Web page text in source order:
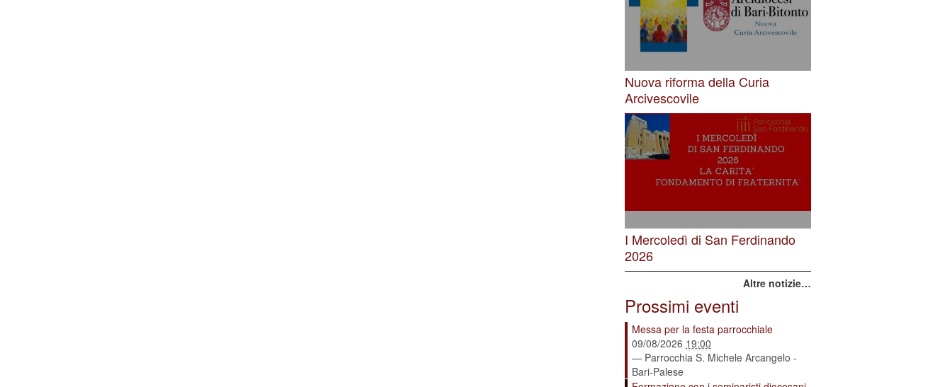
Nuova riforma della Curia
Arcivescovile
I Mercoledì di San Ferdinando
2026
Altre notizie…
Prossimi eventi
Messa per la festa parrocchiale
09/08/2026 19:00
— Parrocchia S. Michele Arcangelo -
Bari-Palese